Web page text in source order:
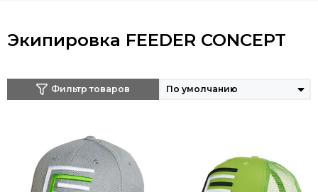
Экипировка FEEDER CONCEPT
Фильтр товаров